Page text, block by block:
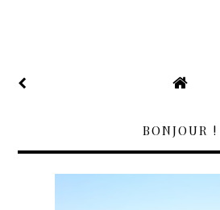
BONJOUR !